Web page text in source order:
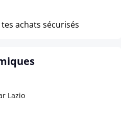
achats sécurisés